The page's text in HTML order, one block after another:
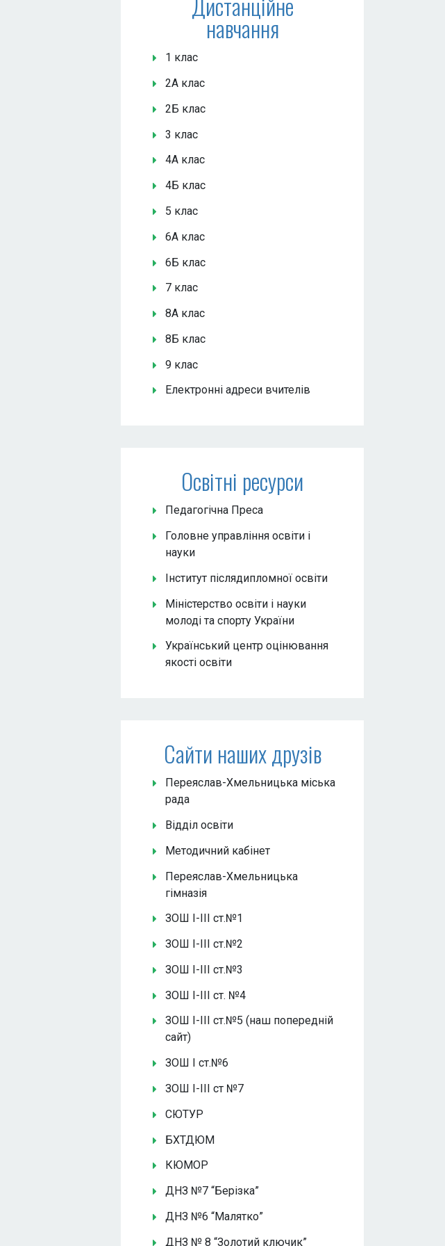
навчання
1 клас
2А клас
2Б клас
3 клас
4А клас
4Б клас
5 клас
6А клас
6Б клас
7 клас
8А клас
8Б клас
9 клас
Електронні адреси вчителів
Освітні ресурси
Педагогічна Преса
Головне управління освіти і
науки
Інститут післядипломної освіти
Міністерство освіти і науки
молоді та спорту України
Український центр оцінювання
якості освіти
Сайти наших друзів
Переяслав-Хмельницька міська
рада
Відділ освіти
Методичний кабінет
Переяслав-Хмельницька
гімназія
ЗОШ І-ІІІ ст.№1
ЗОШ І-ІІІ ст.№2
ЗОШ І-ІІІ ст.№3
ЗОШ І-ІІІ ст. №4
ЗОШ І-ІІІ ст.№5 (наш попередній
сайт)
ЗОШ І ст.№6
ЗОШ І-ІІІ ст №7
СЮТУР
БХТДЮМ
КЮМОР
ДНЗ №7 “Берізка”
ДНЗ №6 “Малятко”
ДНЗ № 8 “Золотий ключик”